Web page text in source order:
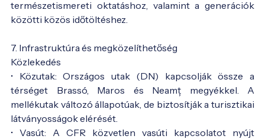
természetismereti oktatáshoz, valamint a generációk
közötti közös időtöltéshez.
7. Infrastruktúra és megközelíthetőség
Közlekedés
• Közutak: Országos utak (DN) kapcsolják össze a
térséget Brassó, Maros és Neamț megyékkel. A
mellékutak változó állapotúak, de biztosítják a turisztikai
látványosságok elérését.
• Vasút: A CFR közvetlen vasúti kapcsolatot nyújt